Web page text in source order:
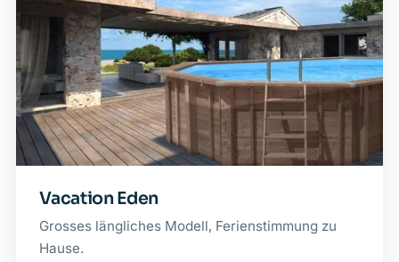
Vacation Eden
Grosses längliches Modell, Ferienstimmung zu
Hause.